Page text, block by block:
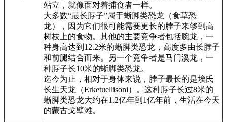
站立，就像面对着捕食者一样。
大多数“最长脖子”属于蜥脚类恐龙（食草恐
龙），因为它们很可能需要更长的脖子来够到高
树枝上的食物。其他的主要竞争者包括腕龙，一
种身高达到12.2米的蜥脚类恐龙，高度多由长脖子
和前腿结合而来。另一个竞争者是马门溪龙，一
种脖子长10米的蜥脚类恐龙。
迄今为止，相对于身体来说，脖子最长的是埃氏
长生天龙（Erketuellisoni）。这种脖子长过8米的
蜥脚类恐龙大约在1.2亿年到1亿年前，生活在今天
的蒙古戈壁滩。